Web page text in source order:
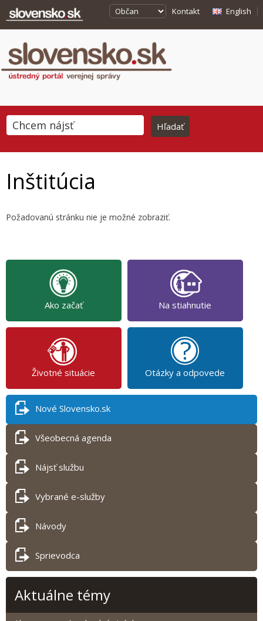
Kontakt English
Inštitúcia
Požadovanú stránku nie je možné zobraziť.
Ako začať Na stiahnutie
Životné situácie Otázky a odpovede
Nové Slovensko.sk
Všeobecná agenda
Nájsť službu
Vybrané e-služby
Návody
Sprievodca
Aktuálne témy